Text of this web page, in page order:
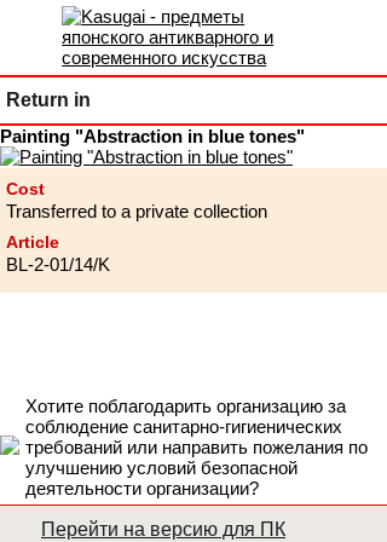
Return in
Painting "Abstraction in blue tones"
Cost
Transferred to a private collection
Article
BL-2-01/14/K
Хотите поблагодарить организацию за
соблюдение санитарно-гигиенических
требований или направить пожелания по
улучшению условий безопасной
деятельности организации?
Перейти на версию для ПК